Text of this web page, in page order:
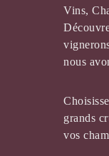
Vins,
nous
grands
vos